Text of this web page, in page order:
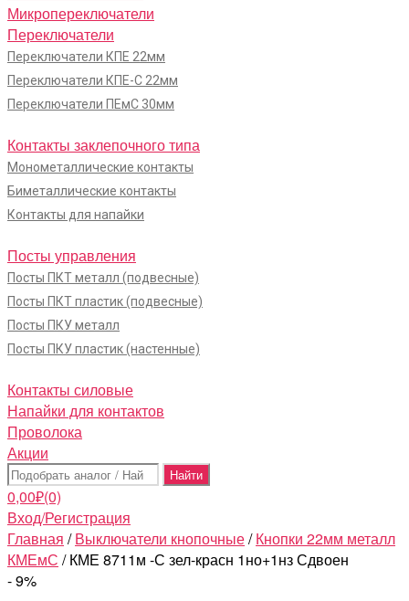
Микропереключатели
Переключатели
Переключатели КПЕ 22мм
Переключатели КПЕ-С 22мм
Переключатели ПЕмС 30мм
Контакты заклепочного типа
Монометаллические контакты
Биметаллические контакты
Контакты для напайки
Посты управления
Посты ПКТ металл (подвесные)
Посты ПКТ пластик (подвесные)
Посты ПКУ металл
Посты ПКУ пластик (настенные)
Контакты силовые
Напайки для контактов
Проволока
Акции
Поиск:
0,00₽(0)
Вход/Регистрация
Главная /Выключатели кнопочные/Кнопки 22мм металл
КМЕмС / КМЕ 8711м -С зел-красн 1но+1нз Сдвоен
- 9%